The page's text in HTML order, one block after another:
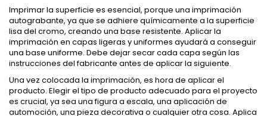
Imprimar la superficie es esencial, porque una imprimación
autograbante, ya que se adhiere químicamente a la superficie
lisa del cromo, creando una base resistente. Aplicar la
imprimación en capas ligeras y uniformes ayudará a conseguir
una base uniforme. Debe dejar secar cada capa según las
instrucciones del fabricante antes de aplicar la siguiente.
Una vez colocada la imprimación, es hora de aplicar el
producto. Elegir el tipo de producto adecuado para el proyecto
es crucial, ya sea una figura a escala, una aplicación de
automoción, una pieza decorativa o cualquier otra cosa. Aplica